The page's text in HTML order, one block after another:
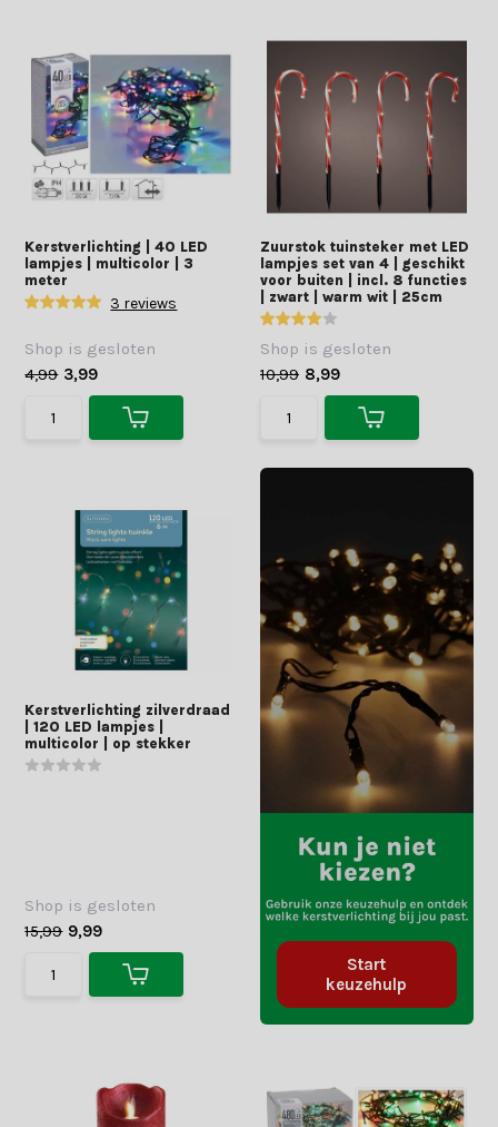
Kerstverlichting | 40 LED
lampjes | multicolor | 3
meter
3 reviews
Shop is gesloten
4,99 3,99
Zuurstok tuinsteker met LED
lampjes set van 4 | geschikt
voor buiten | incl. 8 functies
| zwart | warm wit | 25cm
Shop is gesloten
10,99 8,99
Kerstverlichting zilverdraad
| 120 LED lampjes |
multicolor | op stekker
Shop is gesloten
15,99 9,99
Start
keuzehulp